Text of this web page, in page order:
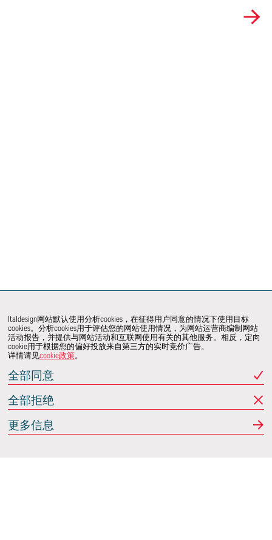
Italdesign网站默认使用分析cookies，在征得用户同意的情况下使用目标
cookies。分析cookies用于评估您的网站使用情况，为网站运营商编制网站
活动报告，并提供与网站活动和互联网使用有关的其他服务。相反，定向
cookie用于根据您的偏好投放来自第三方的实时竞价广告。
详情请见cookie政策。
全部同意
全部拒绝
更多信息